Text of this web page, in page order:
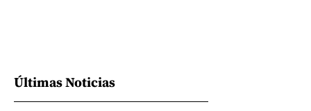
Últimas Noticias